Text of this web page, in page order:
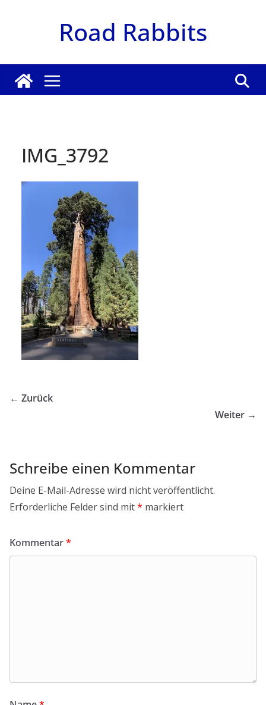
Road Rabbits
IMG_3792
← Zurück
Weiter →
Schreibe einen Kommentar
Deine E-Mail-Adresse wird nicht veröffentlicht.
Erforderliche Felder sind mit* markiert
Kommentar*